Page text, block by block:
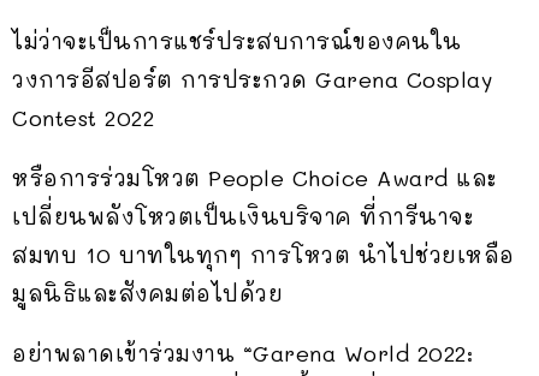
ไม่ว่าจะเป็นการแชร์ประสบการณ์ของคนใน
วงการอีสปอร์ต การประกวด Garena Cosplay
Contest 2022
หรือการร่วมโหวต People Choice Award และ
เปลี่ยนพลังโหวตเป็นเงินบริจาค ที่การีนาจะ
สมทบ 10 บาทในทุกๆ การโหวต นำไปช่วยเหลือ
มูลนิธิและสังคมต่อไปด้วย
อย่าพลาดเข้าร่วมงาน “Garena World 2022: